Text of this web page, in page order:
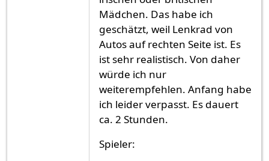
Mädchen. Das habe ich
geschätzt, weil Lenkrad von
Autos auf rechten Seite ist. Es
ist sehr realistisch. Von daher
würde ich nur
weiterempfehlen. Anfang habe
ich leider verpasst. Es dauert
ca. 2 Stunden.
Spieler: